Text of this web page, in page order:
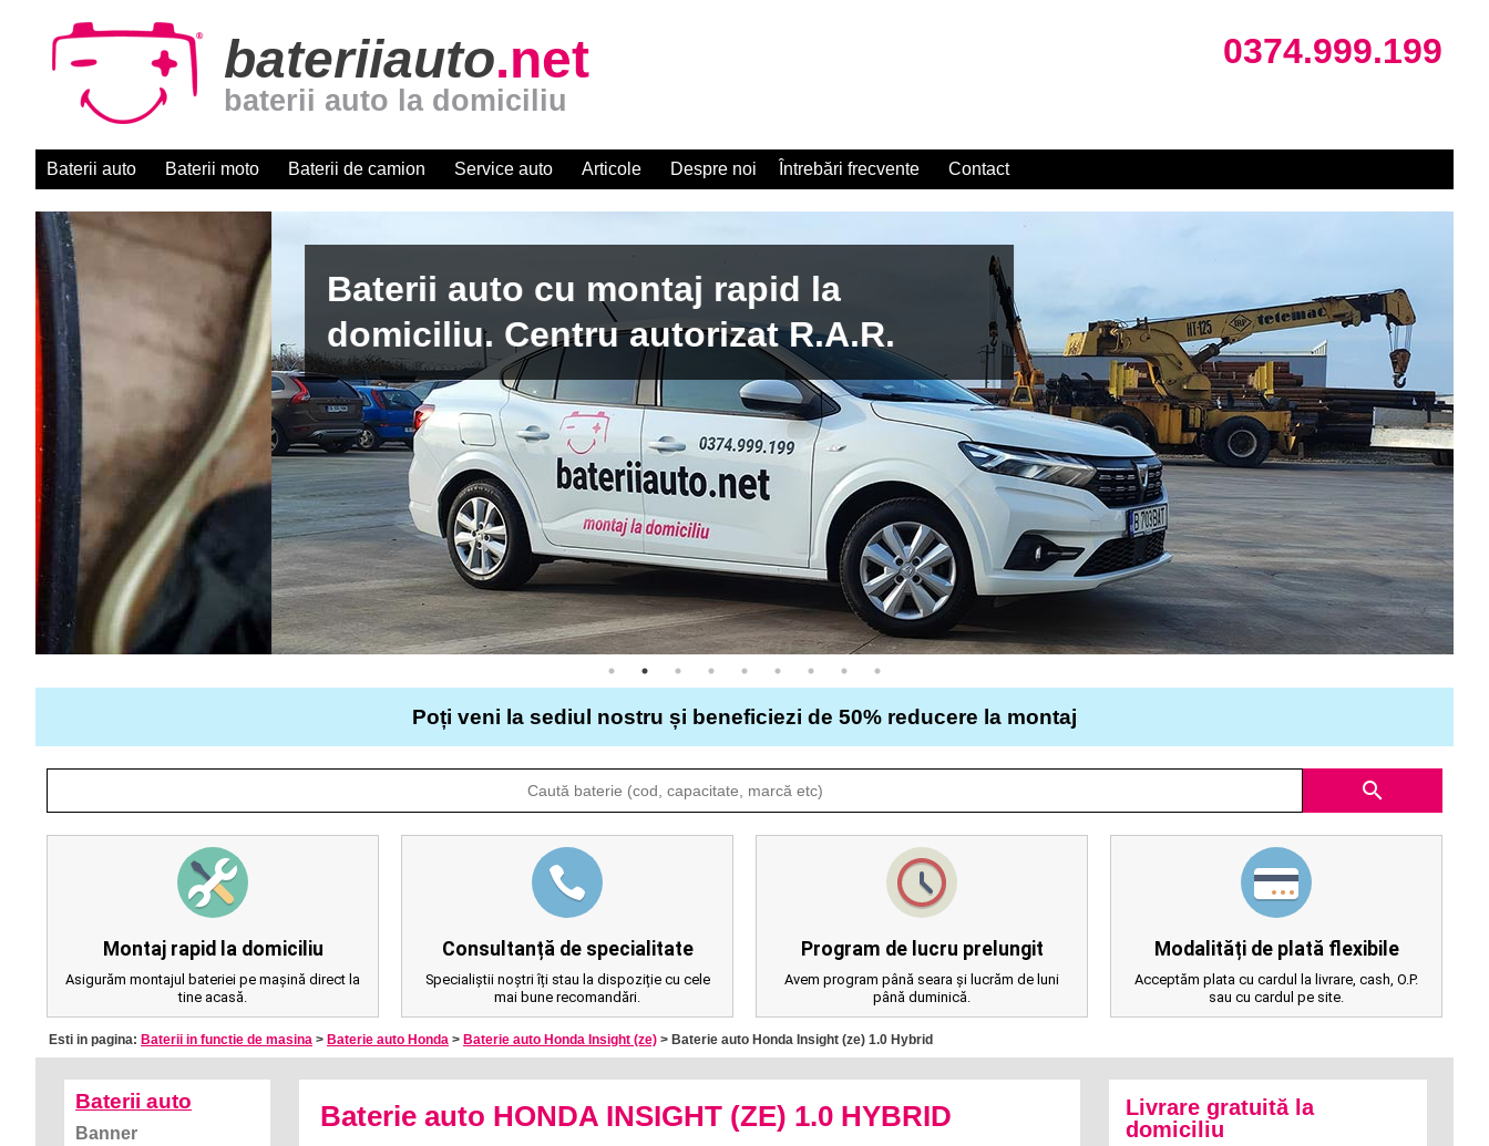
bateriiauto.net
baterii auto la domiciliu
0374.999.199
Baterii auto Baterii moto Baterii de camion Service auto Articole Despre noi Întrebări frecvente Contact
Baterii auto cu montaj rapid la
domiciliu. Centru autorizat R.A.R.
Poți veni la sediul nostru și beneficiezi de 50% reducere la montaj
search
Montaj rapid la domiciliu
Asigurăm montajul bateriei pe mașină direct la
tine acasă.
Consultanță de specialitate
Specialiștii noștri îți stau la dispoziție cu cele
mai bune recomandări.
Program de lucru prelungit
Avem program până seara și lucrăm de luni
până duminică.
Modalități de plată flexibile
Acceptăm plata cu cardul la livrare, cash, O.P.
sau cu cardul pe site.
Esti in pagina: Baterii in functie de masina > Baterie auto Honda > Baterie auto Honda Insight (ze) > Baterie auto Honda Insight (ze) 1.0 Hybrid
Baterie auto HONDA INSIGHT (ZE) 1.0 HYBRID
Baterii auto
Banner
Livrare gratuită la
domiciliu